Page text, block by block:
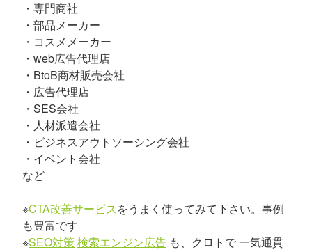
・専門商社
・部品メーカー
・コスメメーカー
・web広告代理店
・BtoB商材販売会社
・広告代理店
・SES会社
・人材派遣会社
・ビジネスアウトソーシング会社
・イベント会社
など
※CTA改善サービスをうまく使ってみて下さい。事例
も豊富です
※SEO対策検索エンジン広告 も、クロトで 一気通貫